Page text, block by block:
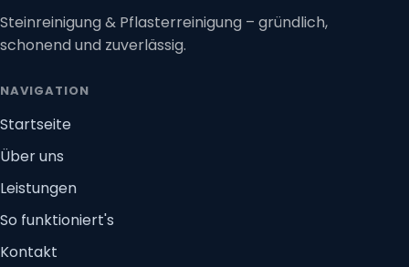
Steinreinigung & Pflasterreinigung – gründlich,
schonend und zuverlässig.
NAVIGATION
Startseite
Über uns
Leistungen
So funktioniert's
Kontakt